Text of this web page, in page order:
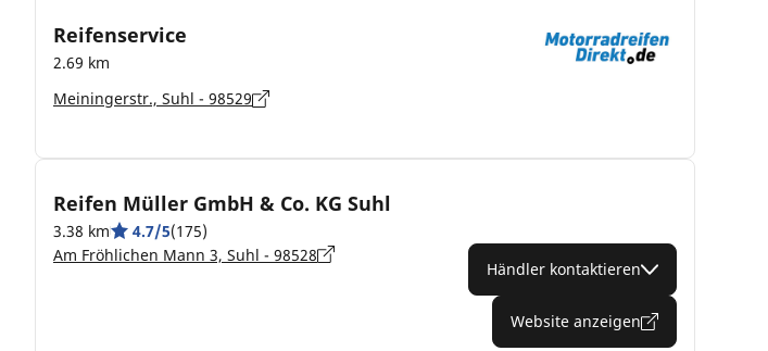
Reifenservice
2.69 km
Meiningerstr., Suhl - 98529
Reifen Müller GmbH & Co. KG Suhl
3.38 km 4.7/5(175)
Am Fröhlichen Mann 3, Suhl - 98528
Händler kontaktieren
Website anzeigen